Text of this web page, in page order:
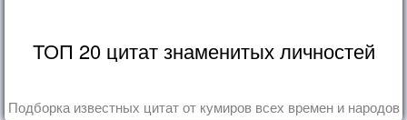
ТОП 20 цитат знаменитых личностей
Подборка известных цитат от кумиров всех времен и народов